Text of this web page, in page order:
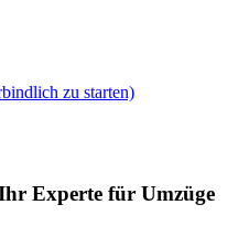
zu starten)
Experte für Umzüge